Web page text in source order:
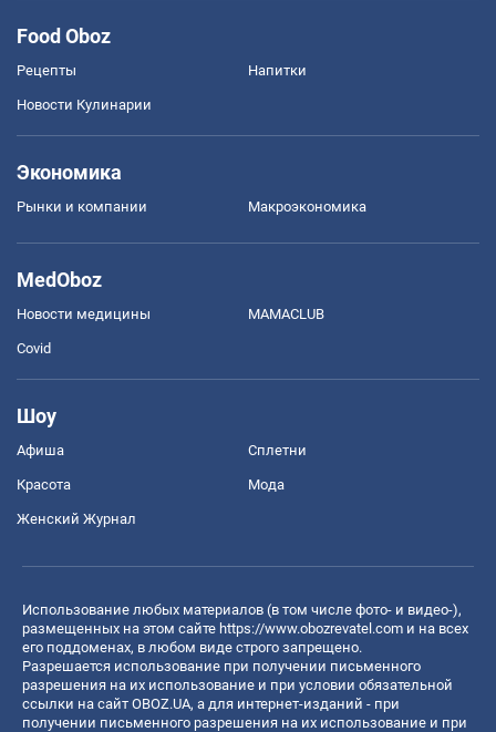
Food Oboz
Рецепты Напитки
Новости Кулинарии
Экономика
Рынки и компании Mакроэкономика
MedOboz
Новости медицины MAMACLUB
Covid
Шоу
Афиша Сплетни
Красота Мода
Женский Журнал
Использование любых материалов (в том числе фото- и видео-),
размещенных на этом сайте https://www.obozrevatel.com и на всех
его поддоменах, в любом виде строго запрещено.
Разрешается использование при получении письменного
разрешения на их использование и при условии обязательной
ссылки на сайт OBOZ.UA, а для интернет-изданий - при
получении письменного разрешения на их использование и при